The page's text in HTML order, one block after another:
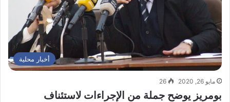
أخبار محلية
مايو 26, 2020 26
بومريز يوضح جملة من الإجراءات لاستئناف